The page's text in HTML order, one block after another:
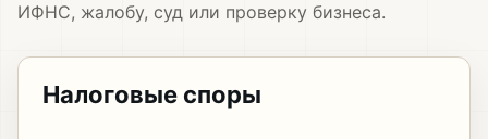
ИФНС, жалобу, суд или проверку бизнеса.
Налоговые споры